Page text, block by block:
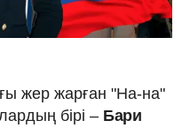
жер жарған "На-на"
бірі – Бари